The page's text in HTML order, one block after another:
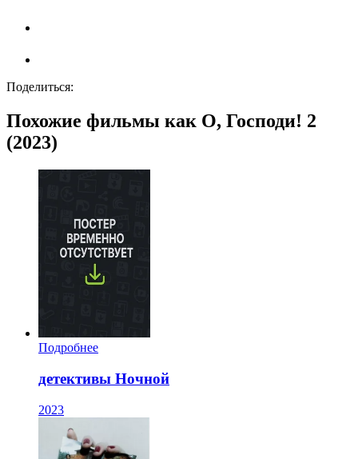
Поделиться:
Похожие фильмы как О, Господи! 2
(2023)
Подробнее
детективы Ночной
2023